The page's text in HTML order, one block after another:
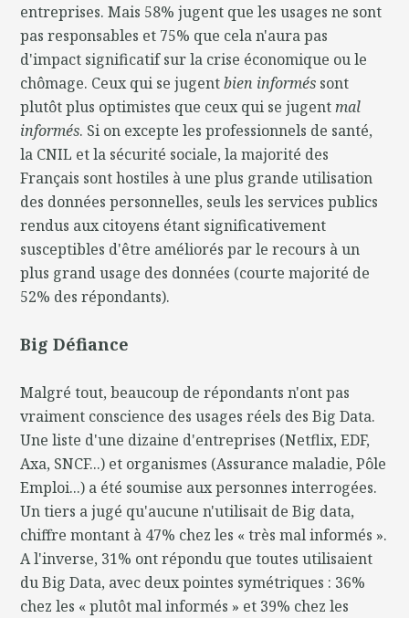
entreprises. Mais 58% jugent que les usages ne sont
pas responsables et 75% que cela n'aura pas
d'impact significatif sur la crise économique ou le
chômage. Ceux qui se jugentbien informés sont
plutôt plus optimistes que ceux qui se jugentmal
informés. Si on excepte les professionnels de santé,
la CNIL et la sécurité sociale, la majorité des
Français sont hostiles à une plus grande utilisation
des données personnelles, seuls les services publics
rendus aux citoyens étant significativement
susceptibles d'être améliorés par le recours à un
plus grand usage des données (courte majorité de
52% des répondants).
Big Défiance
Malgré tout, beaucoup de répondants n'ont pas
vraiment conscience des usages réels des Big Data.
Une liste d'une dizaine d'entreprises (Netflix, EDF,
Axa, SNCF...) et organismes (Assurance maladie, Pôle
Emploi...) a été soumise aux personnes interrogées.
Un tiers a jugé qu'aucune n'utilisait de Big data,
chiffre montant à 47% chez les « très mal informés ».
A l'inverse, 31% ont répondu que toutes utilisaient
du Big Data, avec deux pointes symétriques : 36%
chez les « plutôt mal informés » et 39% chez les